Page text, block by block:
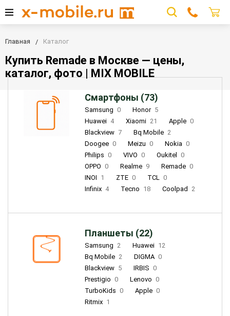
Главная Каталог
Купить Remade в Москве — цены,
каталог, фото | MIX MOBILE
Смартфоны (73)
Samsung 0 Honor 5
Huawei 4 Xiaomi 21 Apple 0
Blackview 7 Bq Mobile 2
Doogee 0 Meizu 0 Nokia 0
Philips 0 VIVO 0 Oukitel
0
OPPO 0 Realme 9 Remade 0
INOI 1 ZTE 0 TCL 0
Infinix 4 Tecno 18 Coolpad 2
Планшеты (22)
Samsung 2 Huawei 12
Bq Mobile 2 DIGMA 0
Blackview 5 IRBIS 0
Prestigio 0 Lenovo 0
TurboKids 0 Apple 0
Ritmix 1